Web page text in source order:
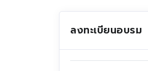
ลงทะเบียนอบรม